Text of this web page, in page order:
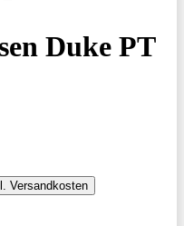
Duke PT
Versandkosten